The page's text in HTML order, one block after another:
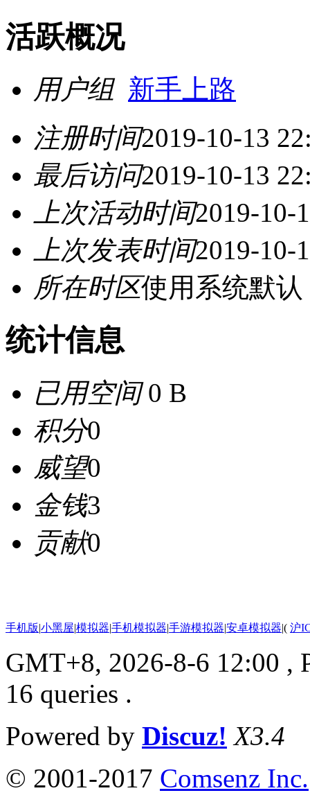
活跃概况
用户组 新手上路
注册时间2019-10-13
最后访问2019-10-13
上次活动时间2019-10-
上次发表时间2019-10-
所在时区使用系统默认
统计信息
已用空间0 B
积分0
威望0
金钱3
贡献0
手机版|小黑屋|模拟器|手机模拟器|手游模拟器|安卓模拟器|( 沪
GMT+8, 2026-8-6 12:00 ,
16 queries .
Powered by Discuz! X3.4
© 2001-2017 Comsenz Inc.